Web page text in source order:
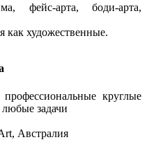
фейс-арта, боди-арта,
как художественные.
круглые
задачи
Австралия